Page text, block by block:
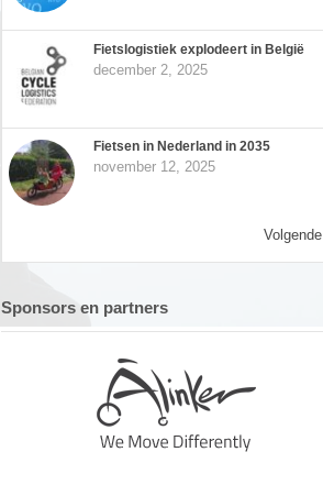
Fietslogistiek explodeert in België
december 2, 2025
Fietsen in Nederland in 2035
november 12, 2025
Sponsors en partners